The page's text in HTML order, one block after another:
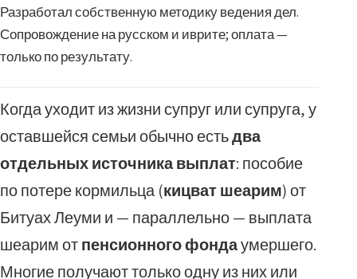
Разработал собственную методику ведения дел.
Сопровождение на русском и иврите; оплата —
только по результату.
Когда уходит из жизни супруг или супруга, у
оставшейся семьи обычно естьдва
отдельных источника выплат: пособие
по потере кормильца (кицват шеарим) от
Битуах Леуми и — параллельно — выплата
шеарим отпенсионного фондаумершего.
Многие получают только одну из них или